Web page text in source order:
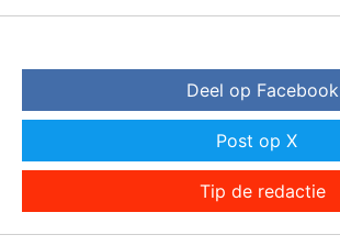
Deel op Facebook
Post op X
Tip de redactie